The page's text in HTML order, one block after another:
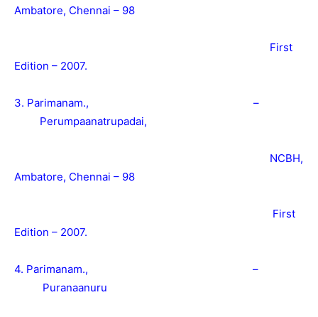
Ambatore, Chennai – 98
First
Edition – 2007.
3. Parimanam., –
Perumpaanatrupadai,
NCBH,
Ambatore, Chennai – 98
First
Edition – 2007.
4. Parimanam., –
Puranaanuru